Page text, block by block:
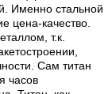
Именно стальной
цена-качество.
т.к.
Сам титан
часов